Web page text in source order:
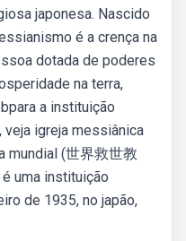
japonesa. Nascido
é a crença na
dotada de poderes
na terra,
a instituição
igreja messiânica
mundial (世界救世教
uma instituição
de 1935, no japão,